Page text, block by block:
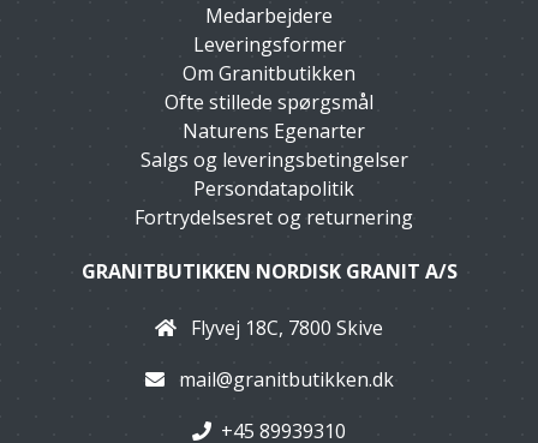
Medarbejdere
Leveringsformer
Om Granitbutikken
Ofte stillede spørgsmål
Naturens Egenarter
Salgs og leveringsbetingelser
Persondatapolitik
Fortrydelsesret og returnering
GRANITBUTIKKEN NORDISK GRANIT A/S
Flyvej 18C, 7800 Skive
mail@granitbutikken.dk
+45 89939310